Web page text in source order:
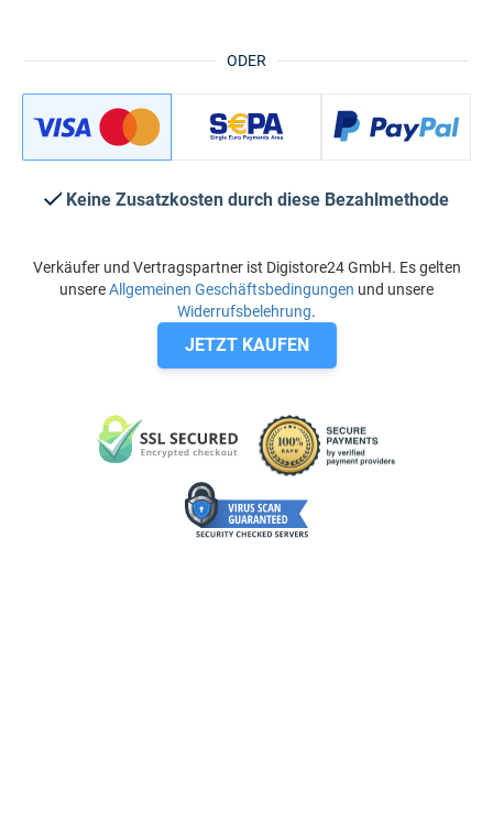
ODER
Keine Zusatzkosten durch diese Bezahlmethode
Verkäufer und Vertragspartner ist Digistore24 GmbH. Es gelten
unsereAllgemeinen Geschäftsbedingungen und unsere
Widerrufsbelehrung.
JETZT KAUFEN